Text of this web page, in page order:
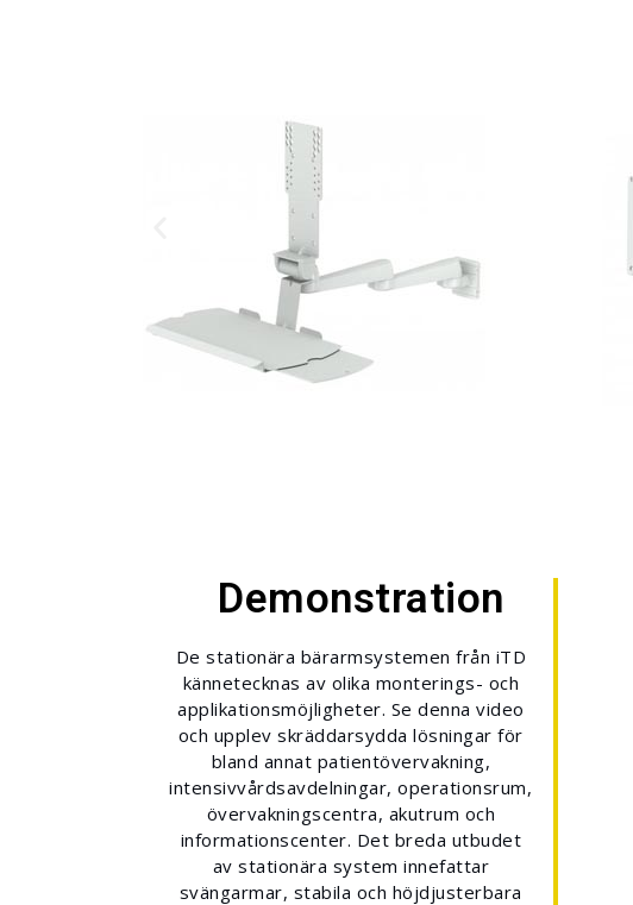
Demonstration
De stationära bärarmsystemen från iTD
kännetecknas av olika monterings- och
applikationsmöjligheter. Se denna video
och upplev skräddarsydda lösningar för
bland annat patientövervakning,
intensivvårdsavdelningar, operationsrum,
övervakningscentra, akutrum och
informationscenter. Det breda utbudet
av stationära system innefattar
svängarmar, stabila och höjdjusterbara